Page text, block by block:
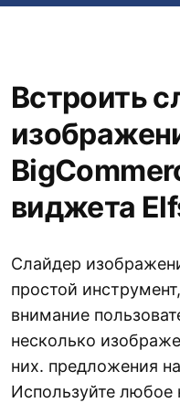
Встроить
виджета
Слайдер
простой
внимание
несколько
них. предложения
Используйте любое